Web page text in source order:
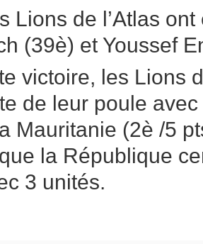
Lions de l’Atlas
(39è) et Youssef
victoire, les Lions
de leur poule
Mauritanie (2è /5
la République
3 unités.